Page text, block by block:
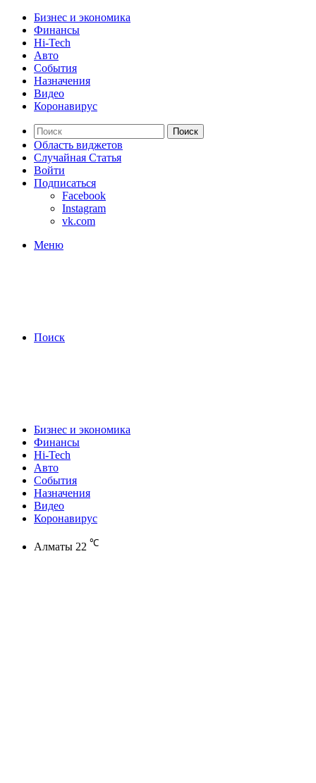
Бизнес и экономика
Финансы
Hi-Tech
Авто
События
Назначения
Видео
Коронавирус
Поиск
Область виджетов
Случайная Статья
Войти
Подписаться
Facebook
Instagram
vk.com
Меню
Поиск
Бизнес и экономика
Финансы
Hi-Tech
Авто
События
Назначения
Видео
Коронавирус
Алматы 22 ℃